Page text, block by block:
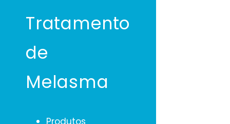
Tratamento
de
Melasma
Produtos